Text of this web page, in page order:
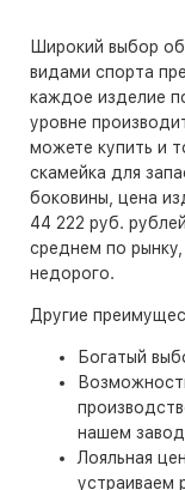
Широкий выбор
видами спорта
каждое изделие
уровне
можете купить и
скамейка для
боковины, цена
44 222 руб.
среднем по
недорого.
Другие
Богатый
нашем
Лояльная
устраиваем